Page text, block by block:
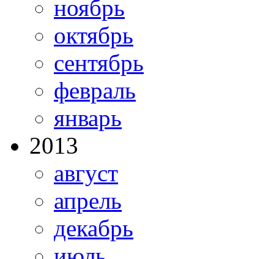
ноябрь
октябрь
сентябрь
февраль
январь
2013
август
апрель
декабрь